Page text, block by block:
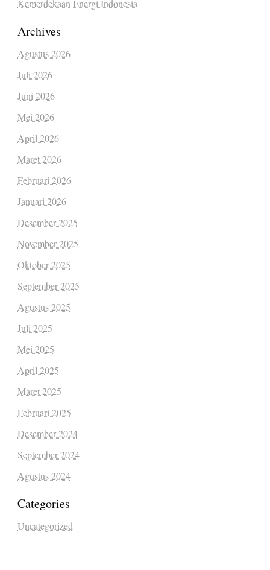
Kemerdekaan Energi Indonesia
Archives
Agustus 2026
Juli 2026
Juni 2026
Mei 2026
April 2026
Maret 2026
Februari 2026
Januari 2026
Desember 2025
November 2025
Oktober 2025
September 2025
Agustus 2025
Juli 2025
Mei 2025
April 2025
Maret 2025
Februari 2025
Desember 2024
September 2024
Agustus 2024
Categories
Uncategorized